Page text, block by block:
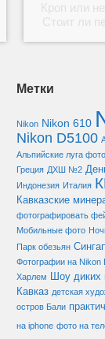
Кроп или
Стоит ли
Метки
Nikon Nikon 610
Nikon D5100
Альпийские луга
Греция ДХШ №2
Индонезия Италия
Кавказские
фотографировать
Мобильные фото
Парк обезьян
Фотографии на Nikon
Харлем Шоу диких
Кавказ детская
остров Бали
на iphone фото на